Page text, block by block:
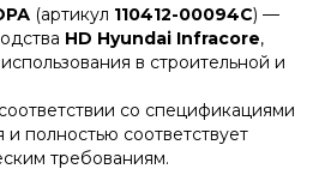
(артикул 110412-00094C) —
HD Hyundai Infracore,
в строительной и
со спецификациями
полностью соответствует
требованиям.